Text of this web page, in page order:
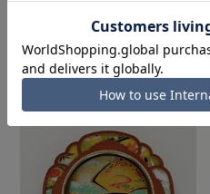
雅 みやび（和紙底）／ 友都香
和紙引手
¥5,500